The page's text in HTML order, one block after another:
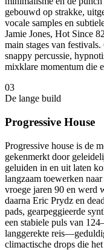
gebouwd op strakke,
vocale samples en
Jamie Jones, Hot Since
main stages van
snappy percussie,
mixklare momentum die
03
De lange build
Progressive House
Progressive house is de
gekenmerkt door
geluiden in en uit laten
langzaam toewerken
vroege jaren 90 en werd
daarna Eric Prydz en
pads, gearpeggieerde
een stabiele puls van
langgerekte
climactische drops die